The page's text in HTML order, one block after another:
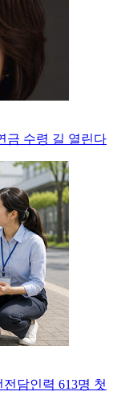
금 수령 길 열린다
담인력 613명 첫